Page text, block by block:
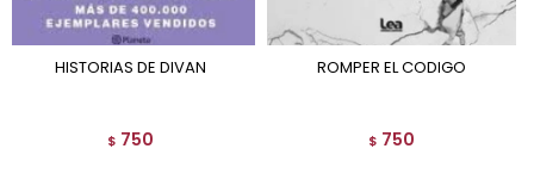
HISTORIAS DE DIVAN
$ 750
ROMPER EL CODIGO
$ 750